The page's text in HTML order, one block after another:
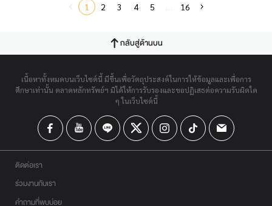
1 2 3 4 5 16
กลับสู่ด้านบน
เนื้อหาทั้งหมดบนเว็บไซต์นี้ มีขึ้นเพื่อวัตถุประสงค์ในการให้ข้อมูลและเพื่อการ
ศึกษาเท่านั้น ตลาดหลักทรัพย์ฯ มิได้ให้การรับรองและขอปฏิเสธต่อความรับผิดใด
ๆ ในเว็บไซต์นี้
ติดต่อเรา
ร่วมงานกับเรา
คำถามที่พบบ่อย